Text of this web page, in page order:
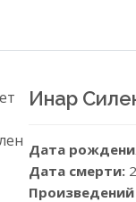
Инар
Дата
Дата смерти:
Произведений